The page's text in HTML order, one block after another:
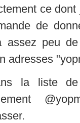
ce dont
de
assez peu
adresses
la liste